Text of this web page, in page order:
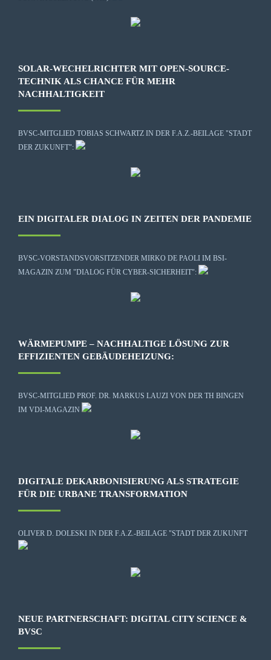
SOLAR-WECHELRICHTER MIT OPEN-SOURCE-
TECHNIK ALS CHANCE FÜR MEHR
NACHHALTIGKEIT
BVSC-MITGLIED TOBIAS SCHWARTZ IN DER F.A.Z.-BEILAGE "STADT
DER ZUKUNFT":
EIN DIGITALER DIALOG IN ZEITEN DER PANDEMIE
BVSC-VORSTANDSVORSITZENDER MIRKO DE PAOLI IM BSI-
MAGAZIN ZUM "DIALOG FÜR CYBER-SICHERHEIT":
WÄRMEPUMPE – NACHHALTIGE LÖSUNG ZUR
EFFIZIENTEN GEBÄUDEHEIZUNG:
BVSC-MITGLIED PROF. DR. MARKUS LAUZI VON DER TH BINGEN
IM VDI-MAGAZIN
DIGITALE DEKARBONISIERUNG ALS STRATEGIE
FÜR DIE URBANE TRANSFORMATION
OLIVER D. DOLESKI IN DER F.A.Z.-BEILAGE "STADT DER ZUKUNFT
NEUE PARTNERSCHAFT: DIGITAL CITY SCIENCE &
BVSC